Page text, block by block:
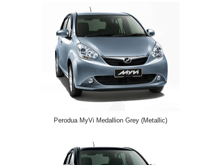
Perodua MyVi Medallion Grey (Metallic)